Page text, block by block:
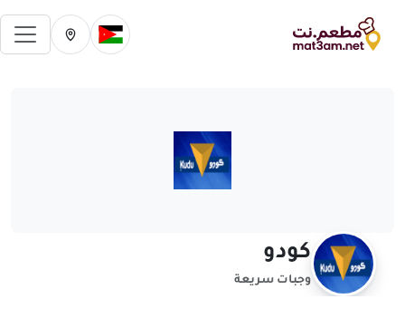
تغيير الدولة الحالية
تغيير المدينة
كودو
وجبات سريعة